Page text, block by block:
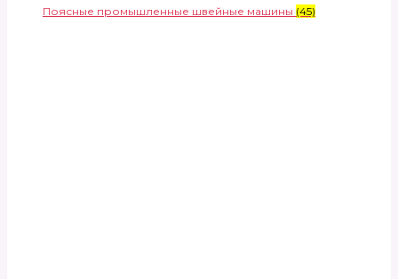
Поясные промышленные швейные машины (45)